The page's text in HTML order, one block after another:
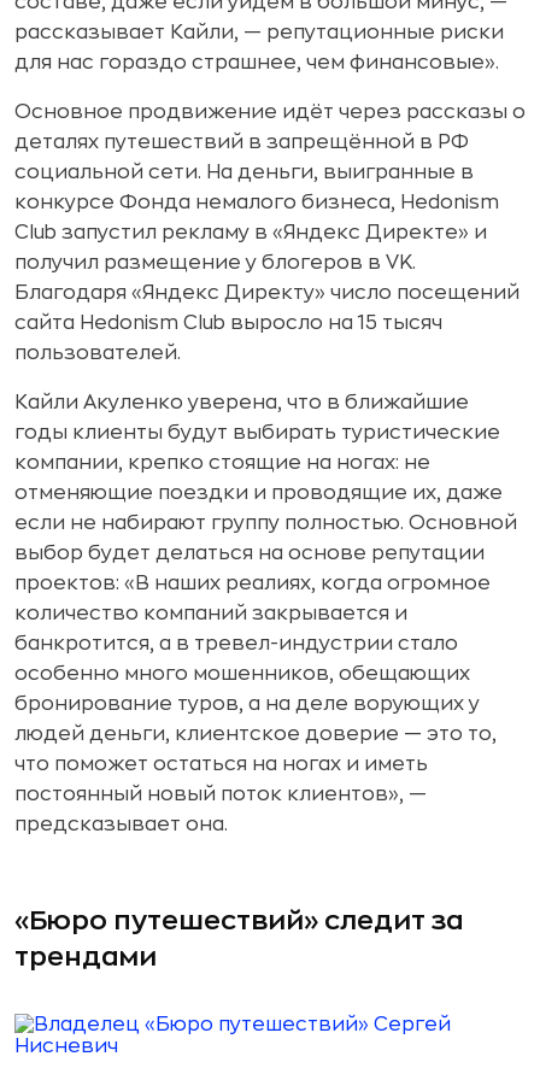
рассказывает Кайли, — репутационные риски
для нас гораздо страшнее, чем финансовые».
Основное продвижение идёт через рассказы о
деталях путешествий в запрещённой в РФ
социальной сети. На деньги, выигранные в
конкурсе Фонда немалого бизнеса, Hedonism
Club запустил рекламу в «Яндекс Директе» и
получил размещение у блогеров в VK.
Благодаря «Яндекс Директу» число посещений
сайта Hedonism Club выросло на 15 тысяч
пользователей.
Кайли Акуленко уверена, что в ближайшие
годы клиенты будут выбирать туристические
компании, крепко стоящие на ногах: не
отменяющие поездки и проводящие их, даже
если не набирают группу полностью. Основной
выбор будет делаться на основе репутации
проектов: «В наших реалиях, когда огромное
количество компаний закрывается и
банкротится, а в тревел-индустрии стало
особенно много мошенников, обещающих
бронирование туров, а на деле ворующих у
людей деньги, клиентское доверие — это то,
что поможет остаться на ногах и иметь
постоянный новый поток клиентов», —
предсказывает она.
«Бюро путешествий» следит за
трендами